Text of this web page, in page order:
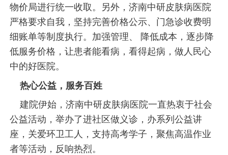
物价局进行统一收取。另外，济南中研皮肤病医院
严格要求自我，坚持完善价格公示、门急诊收费明
细账单等制度执行。加强管理、 降低成本，逐步降
低服务价格，让患者能看病，看得起病，做人民心
中的好医院。
热心公益，服务百姓
建院伊始，济南中研皮肤病医院一直热衷于社会
公益活动，举办了进社区做义诊，办系列公益讲
座，关爱环卫工人，支持高考学子，聚焦高温作业
者等活动，反响热烈。